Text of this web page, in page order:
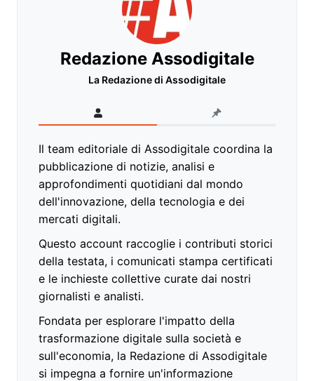
Redazione Assodigitale
La Redazione di Assodigitale
Il team editoriale di Assodigitale coordina la
pubblicazione di notizie, analisi e
approfondimenti quotidiani dal mondo
dell'innovazione, della tecnologia e dei
mercati digitali.
Questo account raccoglie i contributi storici
della testata, i comunicati stampa certificati
e le inchieste collettive curate dai nostri
giornalisti e analisti.
Fondata per esplorare l'impatto della
trasformazione digitale sulla società e
sull'economia, la Redazione di Assodigitale
si impegna a fornire un'informazione